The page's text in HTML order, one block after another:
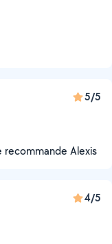
5/5
recommande Alexis
4/5